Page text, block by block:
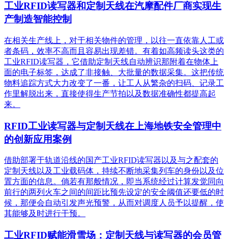
工业RFID读写器和定制天线在汽摩配件厂商实现生
产制造智能控制
在相关生产线上，对于相关物件的管理，以往一直依靠人工或
者条码，效率不高而且容易出现差错。有着如高频读头这类的
工业RFID读写器，它借助定制天线自动辨识那附着在物体上
面的电子标签，达成了非接触、大批量的数据采集。这把传统
物料追踪方式大力改变了一番，让工人从繁杂的扫码、记录工
作里解脱出来，直接使得生产节拍以及数据准确性都提高起
来。
RFID工业读写器与定制天线在上海地铁安全管理中
的创新应用案例
借助部署于轨道沿线的国产工业RFID读写器以及与之配套的
定制天线以及工业载码体，持续不断地采集列车的身份以及位
置方面的信息。倘若有那般情况，即当系统经过计算发觉同向
前行的两列火车之间的间距比预先设定的安全阈值还要低的时
候，那便会自动引发声光预警，从而对调度人员予以提醒，使
其能够及时进行干预。
工业RFID赋能滑雪场：定制天线与读写器的会员管